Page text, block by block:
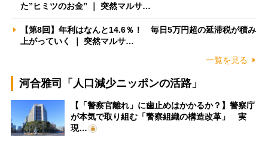
た”ヒミツのお金” ｜ 突然マルサ…
【第8回】年利はなんと14.6％！ 毎日5万円超の延滞税が積み
上がっていく ｜ 突然マルサ…
一覧を見る
河合雅司「人口減少ニッポンの活路」
【「警察官離れ」に歯止めはかかるか？】警察庁
が本気で取り組む「警察組織の構造改革」 実
現…